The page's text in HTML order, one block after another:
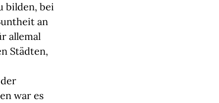
bilden, bei
an
allemal
Städten,
war es